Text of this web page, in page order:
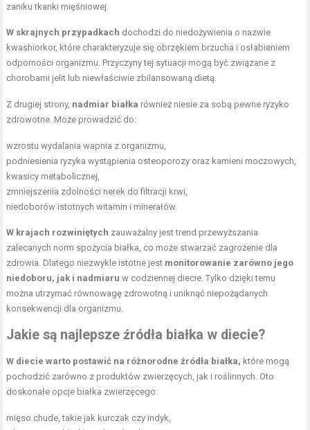
zaniku tkanki mięśniowej.
W skrajnych przypadkach dochodzi do niedożywienia o nazwie
kwashiorkor, które charakteryzuje się obrzękiem brzucha i osłabieniem
odporności organizmu. Przyczyny tej sytuacji mogą być związane z
chorobami jelit lub niewłaściwie zbilansowaną dietą.
Z drugiej strony, nadmiar białka również niesie za sobą pewne ryzyko
zdrowotne. Może prowadzić do:
wzrostu wydalania wapnia z organizmu,
podniesienia ryzyka wystąpienia osteoporozy oraz kamieni moczowych,
kwasicy metabolicznej,
zmniejszenia zdolności nerek do filtracji krwi,
niedoborów istotnych witamin i minerałów.
W krajach rozwiniętych zauważalny jest trend przewyższania
zalecanych norm spożycia białka, co może stwarzać zagrożenie dla
zdrowia. Dlatego niezwykle istotne jest monitorowanie zarówno jego
niedoboru, jak i nadmiaru w codziennej diecie. Tylko dzięki temu
można utrzymać równowagę zdrowotną i uniknąć niepożądanych
konsekwencji dla organizmu.
Jakie są najlepsze źródła białka w diecie?
W diecie warto postawić na różnorodne źródła białka, które mogą
pochodzić zarówno z produktów zwierzęcych, jak i roślinnych. Oto
doskonałe opcje białka zwierzęcego:
mięso chude , takie jak kurczak czy indyk,